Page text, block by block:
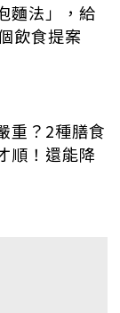
麵法」，給
飲食提案
重？2種膳食
順！還能降